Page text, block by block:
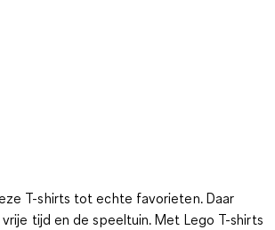
T-shirts tot echte favorieten. Daar
tijd en de speeltuin.Met Lego T-shirts